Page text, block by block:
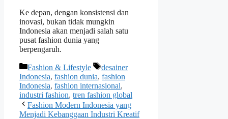
Ke depan, dengan konsistensi dan
inovasi, bukan tidak mungkin
Indonesia akan menjadi salah satu
pusat fashion dunia yang
berpengaruh.
Categories
Fashion & Lifestyle Tags
desainer
Indonesia, fashion dunia, fashion
Indonesia, fashion internasional,
industri fashion, tren fashion global
Fashion Modern Indonesia yang
Menjadi Kebanggaan Industri Kreatif